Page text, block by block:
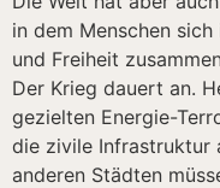
in dem Menschen
und Freiheit
Der Krieg dauert an.
gezielten Energie-
die zivile Infrastruktur
anderen Städten